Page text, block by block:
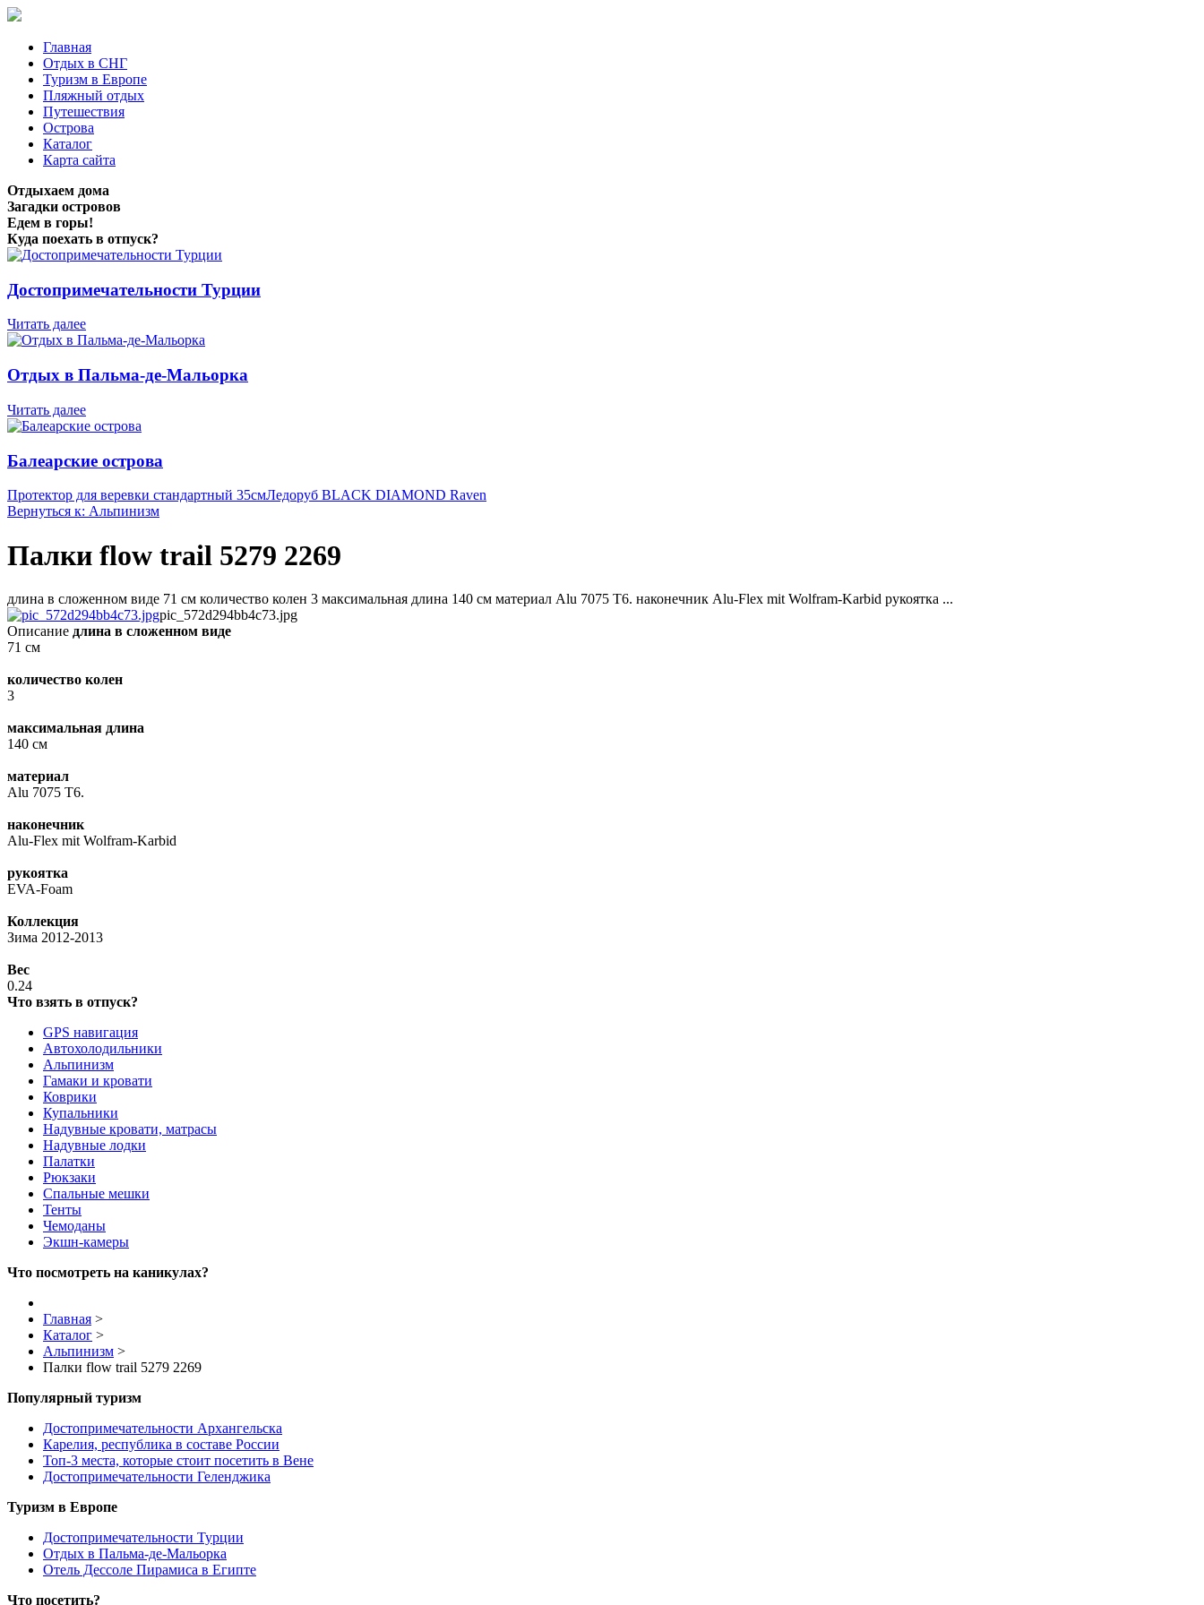
Главная
Отдых в СНГ
Туризм в Европе
Пляжный отдых
Путешествия
Острова
Каталог
Карта сайта
Отдыхаем дома
Загадки островов
Едем в горы!
Куда поехать в отпуск?
Достопримечательности Турции
Читать далее
Отдых в Пальма-де-Мальорка
Читать далее
Балеарские острова
Протектор для веревки стандартный 35смЛедоруб BLACK DIAMOND Raven
Вернуться к: Альпинизм
Палки flow trail 5279 2269
длина в сложенном виде 71 см количество колен 3 максимальная длина 140 см материал Alu 7075 T6. наконечник Alu-Flex mit Wolfram-Karbid рукоятка ...
pic_572d294bb4c73.jpg
Описание длина в сложенном виде
71 см
количество колен
3
максимальная длина
140 см
материал
Alu 7075 T6.
наконечник
Alu-Flex mit Wolfram-Karbid
рукоятка
EVA-Foam
Коллекция
Зима 2012-2013
Вес
0.24
Что взять в отпуск?
GPS навигация
Автохолодильники
Альпинизм
Гамаки и кровати
Коврики
Купальники
Надувные кровати, матрасы
Надувные лодки
Палатки
Рюкзаки
Спальные мешки
Тенты
Чемоданы
Экшн-камеры
Что посмотреть на каникулах?
Главная >
Каталог >
Альпинизм >
Палки flow trail 5279 2269
Популярный туризм
Достопримечательности Архангельска
Карелия, республика в составе России
Топ-3 места, которые стоит посетить в Вене
Достопримечательности Геленджика
Туризм в Европе
Достопримечательности Турции
Отдых в Пальма-де-Мальорка
Отель Дессоле Пирамиса в Египте
Что посетить?